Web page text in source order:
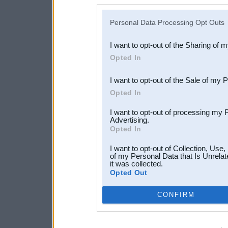
Downstream Participants
third parties.
Personal Data Processing Opt Outs
I want to opt-out of the Sharing of
Opted In
I want to opt-out of the Sale of my
Opted In
I want to opt-out of processing my
Advertising.
Opted In
I want to opt-out of Collection,
of my Personal Data that Is
it was collected.
Opted Out
CONFIRM